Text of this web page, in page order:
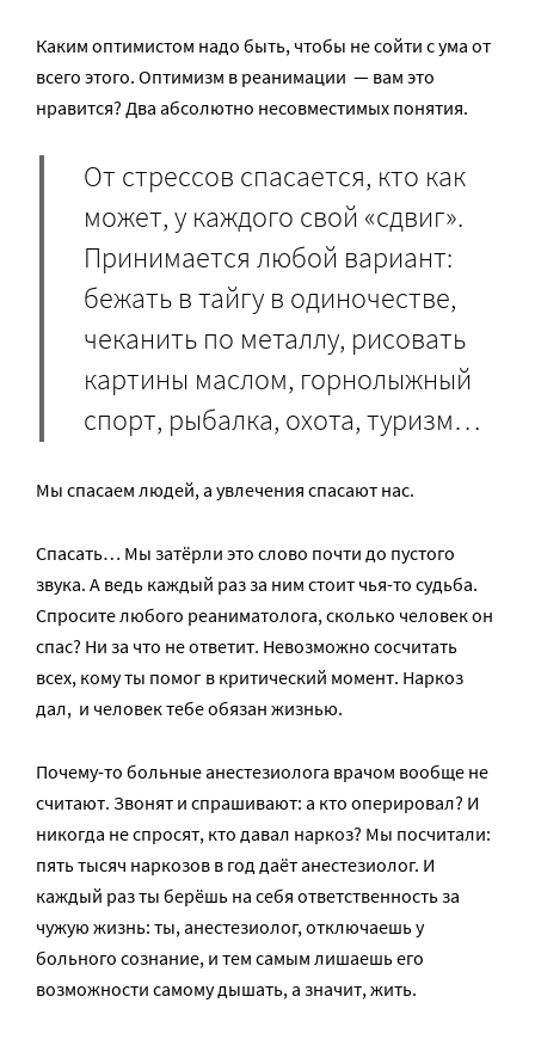
Каким оптимистом надо быть, чтобы не сойти с ума от
всего этого. Оптимизм в реанимации ­ — вам это
нравится? Два абсолютно несовместимых понятия.
От стрессов спасается, кто как
может, у каждого свой «сдвиг».
Принимается любой вариант:
бежать в тайгу в одиночестве,
чеканить по металлу, рисовать
картины маслом, горнолыжный
спорт, рыбалка, охота, туризм…
Мы спасаем людей, а увлечения спасают нас.
Спасать… Мы затёрли это слово почти до пустого
звука. А ведь каждый раз за ним стоит чья­-то судьба.
Спросите любого реаниматолога, сколько человек он
спас? Ни за что не ответит. Невозможно сосчитать
всех, кому ты помог в критический момент. Наркоз
дал, ­ и человек тебе обязан жизнью.
Почему­-то больные анестезиолога врачом вообще не
считают. Звонят и спрашивают: а кто оперировал? И
никогда не спросят, кто давал наркоз? Мы посчитали:
пять тысяч наркозов в год даёт анестезиолог. И
каждый раз ты берёшь на себя ответственность за
чужую жизнь: ты, анестезиолог, отключаешь у
больного сознание, и тем самым лишаешь его
возможности самому дышать, а значит, жить.